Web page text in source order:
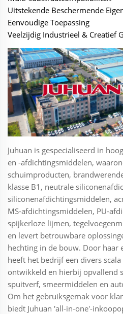
Uitstekende Beschermende
Eenvoudige Toepassing
Veelzijdig Industrieel & Creatief
Juhuan is gespecialiseerd in
en -afdichtingsmiddelen,
schuimproducten,
klasse B1, neutrale
siliconenafdichtingsmiddelen,
MS-afdichtingsmiddelen, PU-
spijkerloze lijmen,
en levert betrouwbare
hechting in de bouw. Door haar
heeft het bedrijf een divers
ontwikkeld en hierbij opvallend
spuitverf, smeermiddelen en
Om het gebruiksgemak voor
biedt Juhuan 'all-in-one'-